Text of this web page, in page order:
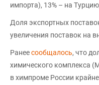
импорта), 13% – на
Доля экспортных
увеличения поставок на
Ранеесообщалось, что
химического комплекса
в химпроме России